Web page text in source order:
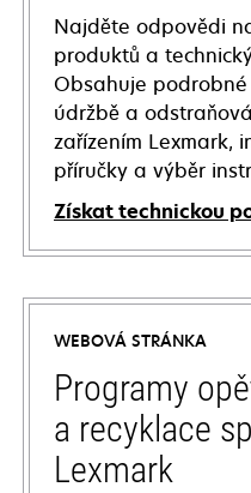
Najděte odpovědi
produktů a
Obsahuje
údržbě a
zařízením Lexmark,
příručky a výběr
Získat technickou
opens
in
new
tab
WEBOVÁ STRÁNKA
Programy
a recyklace
Lexmark